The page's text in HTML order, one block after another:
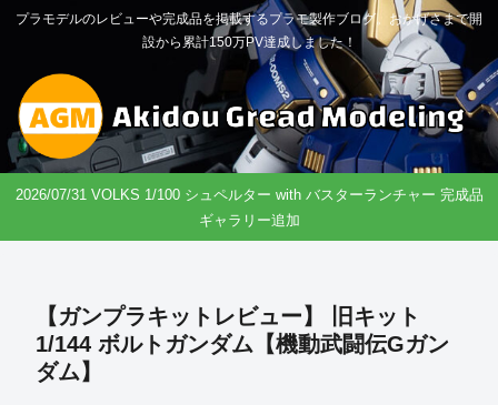
プラモデルのレビューや完成品を掲載するプラモ製作ブログ。おかげさまで開
設から累計150万PV達成しました！
2026/07/31 VOLKS 1/100 シュペルター with バスターランチャー 完成品
ギャラリー追加
【ガンプラキットレビュー】 旧キット
1/144 ボルトガンダム【機動武闘伝Gガン
ダム】